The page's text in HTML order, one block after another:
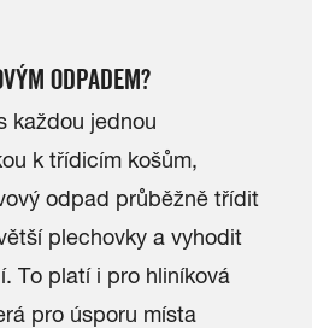
ODPADEM?
každou jednou
k třídicím košům,
odpad průběžně třídit
plechovky a vyhodit
To platí i pro hliníková
pro úsporu místa